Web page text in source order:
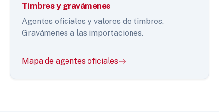
Timbres y gravámenes
Agentes oficiales y valores de timbres.
Gravámenes a las importaciones.
Mapa de agentes oficiales